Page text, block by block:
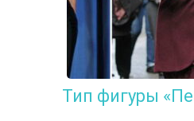
Тип фигуры